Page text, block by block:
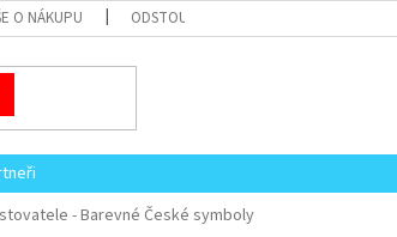
O NÁKUPU ODSTOUPENÍ KUPUJÍCÍHO OD SMLOUVY
- Barevné České symboly